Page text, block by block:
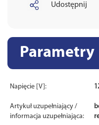
Udostępnij
Parametry
Napięcie [V]:
Artykuł uzupełniający /
informacja uzupełniająca: